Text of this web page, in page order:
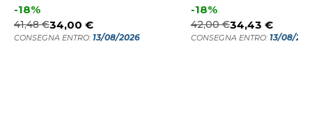
-18%
41,48 €34,00 €
CONSEGNA ENTRO: 13/08/2026
-18%
42,00 €34,43 €
CONSEGNA ENTRO: 13/08/